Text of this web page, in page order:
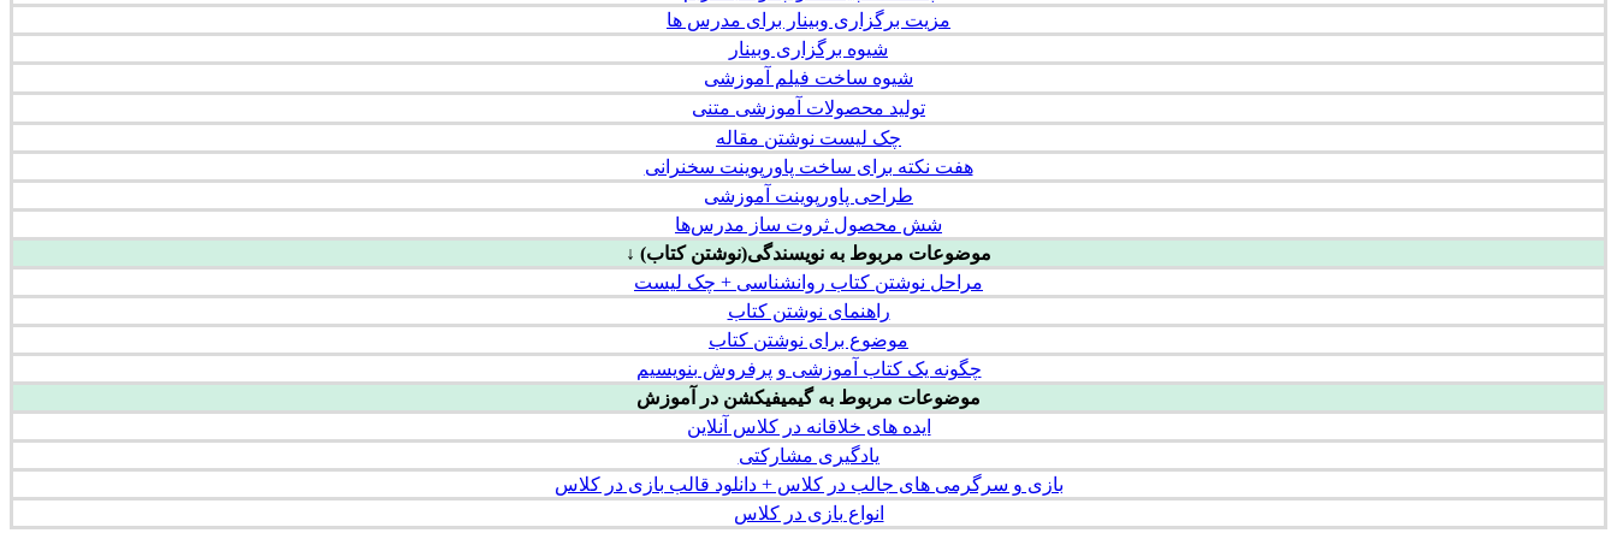
مزیت برگزاری وبینار برای مدرس ها
شیوه برگزاری وبینار
شیوه ساخت فیلم آموزشی
تولید محصولات آموزشی متنی
چک لیست نوشتن مقاله
هفت نکته برای ساخت پاورپوینت سخنرانی
طراحی پاورپوینت آموزشی
شش محصول ثروت ساز مدرس‌ها
موضوعات مربوط به نویسندگی(نوشتن کتاب) ↓
مراحل نوشتن کتاب روانشناسی + چک لیست
راهنمای نوشتن کتاب
موضوع برای نوشتن کتاب
چگونه یک کتاب آموزشی و پرفروش بنویسیم
موضوعات مربوط به گیمیفیکشن در آموزش
ایده های خلاقانه در کلاس آنلاین
یادگیری مشارکتی
بازی و سرگرمی های جالب در کلاس + دانلود قالب بازی در کلاس
انواع بازی در کلاس